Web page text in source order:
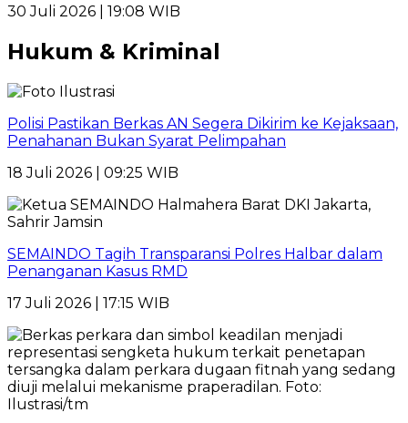
30 Juli 2026 | 19:08 WIB
Hukum & Kriminal
Polisi Pastikan Berkas AN Segera Dikirim ke Kejaksaan,
Penahanan Bukan Syarat Pelimpahan
18 Juli 2026 | 09:25 WIB
SEMAINDO Tagih Transparansi Polres Halbar dalam
Penanganan Kasus RMD
17 Juli 2026 | 17:15 WIB